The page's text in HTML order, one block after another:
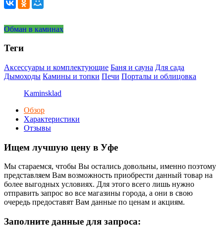
Обман в каминах
Теги
Аксессуары и комплектующие Баня и сауна Для сада
Дымоходы Камины и топки Печи Порталы и облицовка
Kaminsklad
Обзор
Характеристики
Отзывы
Ищем лучшую цену в Уфе
Мы стараемся, чтобы Вы остались довольны, именно поэтому
представляем Вам возможность приобрести данный товар на
более выгодных условиях. Для этого всего лишь нужно
отправить запрос во все магазины города, а они в свою
очередь предоставят Вам данные по ценам и акциям.
Заполните данные для запроса: